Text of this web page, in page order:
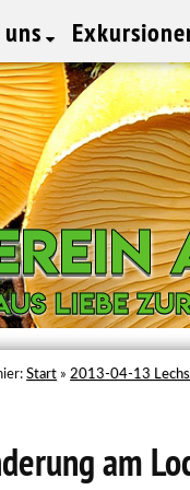
uns
Liebe
Liebe
Start » 2013-04-13
am